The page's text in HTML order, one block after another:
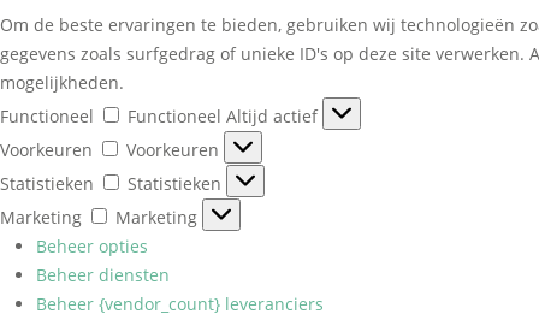
Om de beste ervaringen te bieden, gebruiken wij technologieën
gegevens zoals surfgedrag of unieke ID's op deze site
mogelijkheden.
Functioneel
Functioneel Altijd actief
Voorkeuren
Voorkeuren
Statistieken
Statistieken
Marketing
Marketing
Beheer opties
Beheer diensten
Beheer {vendor_count} leveranciers